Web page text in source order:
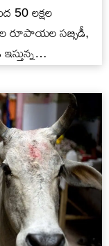
50 లక్షల
రూపాయల సబ్సిడీ,